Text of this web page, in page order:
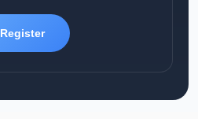
Register